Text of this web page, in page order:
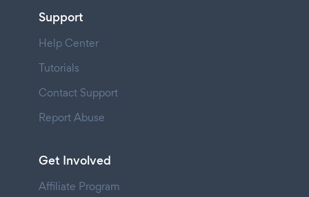
Support
Help Center
Tutorials
Contact Support
Report Abuse
Get Involved
Affiliate Program